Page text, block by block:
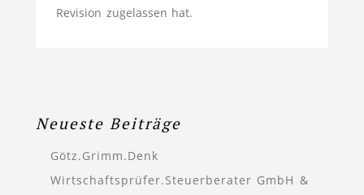
Revision zugelassen hat.
Neueste Beiträge
Götz.Grimm.Denk
Wirtschaftsprüfer.Steuerberater GmbH &